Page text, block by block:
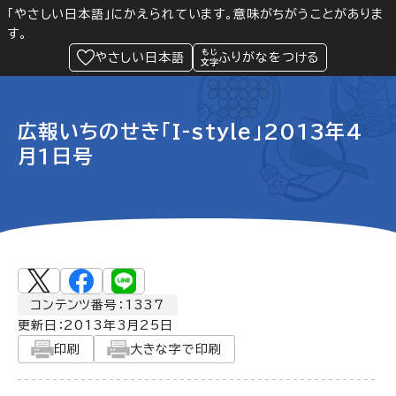
「やさしい日本語」にかえられています。意味がちがうことがありま
す。
やさしい日本語
ふりがなをつける
Language 閲覧支援
緊急情報
広報いちのせき「I-style」2013年4
月1日号
コンテンツ番号：1337
更新日： 2013年3月25日
印刷
大きな字で印刷